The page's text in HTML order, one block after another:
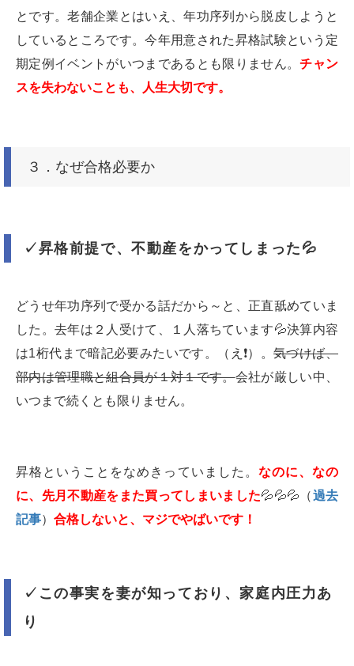
とです。老舗企業とはいえ、年功序列から脱皮しようと
しているところです。今年用意された昇格試験という定
期定例イベントがいつまであるとも限りません。チャン
スを失わないことも、人生大切です。
３．なぜ合格必要か
✓昇格前提で、不動産をかってしまった💦
どうせ年功序列で受かる話だから～と、正直舐めていま
した。去年は２人受けて、１人落ちています💦決算内容
は1桁代まで暗記必要みたいです。（え❗️）。気づけば、
部内は管理職と組合員が１対１です。会社が厳しい中、
いつまで続くとも限りません。
昇格ということをなめきっていました。 なのに、なの
に、先月不動産をまた買ってしまいました💦💦💦（過去
記事） 合格しないと、マジでやばいです！
✓この事実を妻が知っており、家庭内圧力あ
り